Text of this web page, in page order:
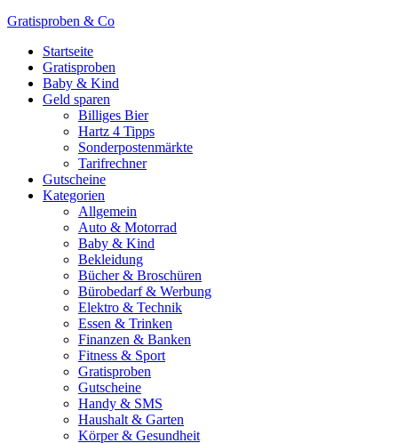
Gratisproben & Co
Startseite
Gratisproben
Baby & Kind
Geld sparen
Billiges Bier
Hartz 4 Tipps
Sonderpostenmärkte
Tarifrechner
Gutscheine
Kategorien
Allgemein
Auto & Motorrad
Baby & Kind
Bekleidung
Bücher & Broschüren
Bürobedarf & Werbung
Elektro & Technik
Essen & Trinken
Finanzen & Banken
Fitness & Sport
Gratisproben
Gutscheine
Handy & SMS
Haushalt & Garten
Körper & Gesundheit